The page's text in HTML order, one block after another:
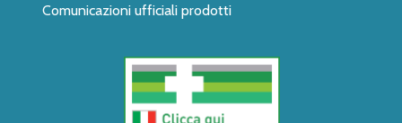
Comunicazioni ufficiali prodotti